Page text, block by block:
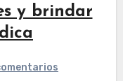
y brindar